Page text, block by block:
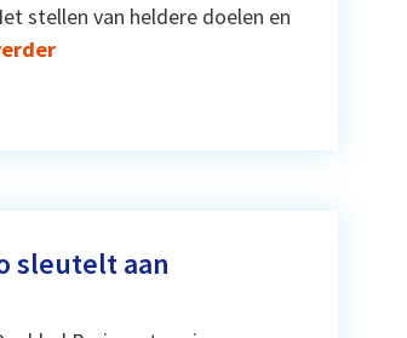
stellen van heldere doelen en
sleutelt aan